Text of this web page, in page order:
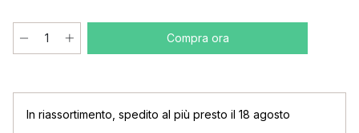
Compra ora
In riassortimento spedito al più presto il 18 agosto